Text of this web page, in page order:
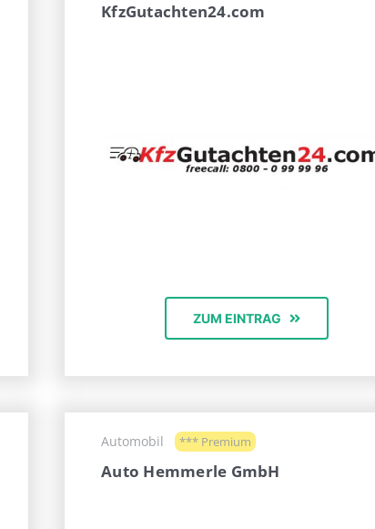
KfzGutachten24.com
ZUM EINTRAG
Automobil *** Premium
Auto Hemmerle GmbH